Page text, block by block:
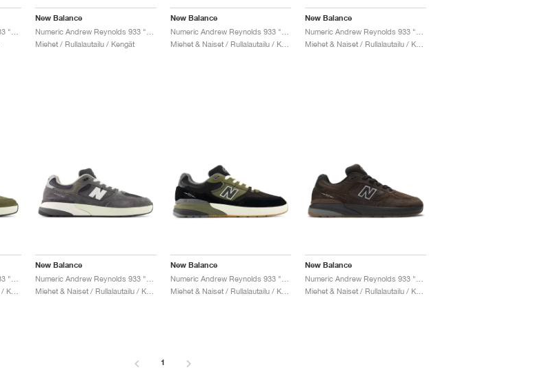
New Balance
Miehet / Rullalautailu / Kengät
New Balance
Miehet & Naiset / Rullalautailu / Kengät
New Balance
New Balance
Miehet & Naiset / Rullalautailu / Kengät
New Balance
Miehet & Naiset / Rullalautailu / Kengät
New Balance
1